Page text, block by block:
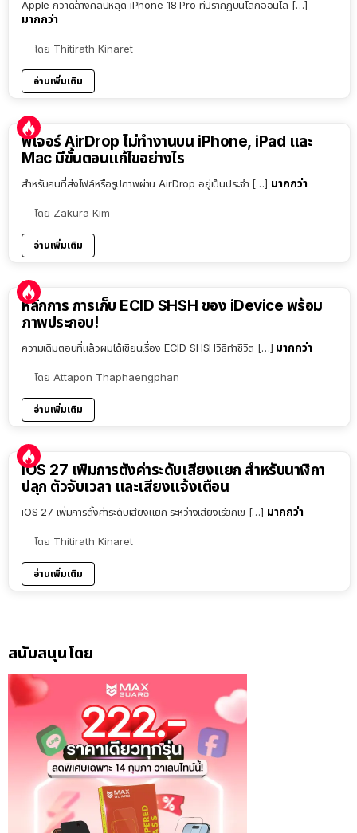
Apple กวาดล้างคลิปหลุด iPhone 18 Pro ที่ปรากฏบนโลกออนไล […]
มากกว่า
โดย Thitirath Kinaret
อ่านเพิ่มเติม
ฟีเจอร์ AirDrop ไม่ทำงานบน iPhone, iPad และ
Mac มีขั้นตอนแก้ไขอย่างไร
สำหรับคนที่ส่งไฟล์หรือรูปภาพผ่าน AirDrop อยู่เป็นประจำ […] มากกว่า
โดย Zakura Kim
อ่านเพิ่มเติม
หลักการ การเก็บ ECID SHSH ของ iDevice พร้อม
ภาพประกอบ!
ความเดิมตอนที่แล้วผมได้เขียนเรื่อง ECID SHSHวิธีทำชีวิต […] มากกว่า
โดย Attapon Thaphaengphan
อ่านเพิ่มเติม
iOS 27 เพิ่มการตั้งค่าระดับเสียงแยก สำหรับนาฬิกา
ปลุก ตัวจับเวลา และเสียงแจ้งเตือน
iOS 27 เพิ่มการตั้งค่าระดับเสียงแยก ระหว่างเสียงเรียกเข […] มากกว่า
โดย Thitirath Kinaret
อ่านเพิ่มเติม
สนับสนุนโดย